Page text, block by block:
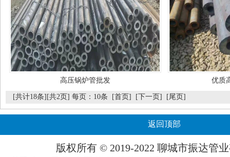
高压锅炉管批发 优质
[共计18条][共2页] 每页：10条 [首页] [下一页] [尾页]
返回顶部
版权所有 © 2019-2022 聊城市振达管